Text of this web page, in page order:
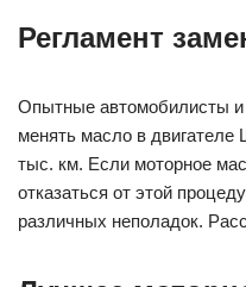
Регламент
Опытные автомобилисты
менять масло в
тыс. км. Если моторное
отказаться от этой
различных неполадок.